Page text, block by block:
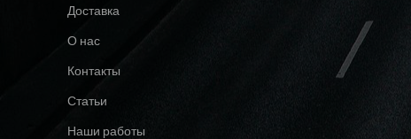
Доставка
О нас
Контакты
Статьи
Наши работы